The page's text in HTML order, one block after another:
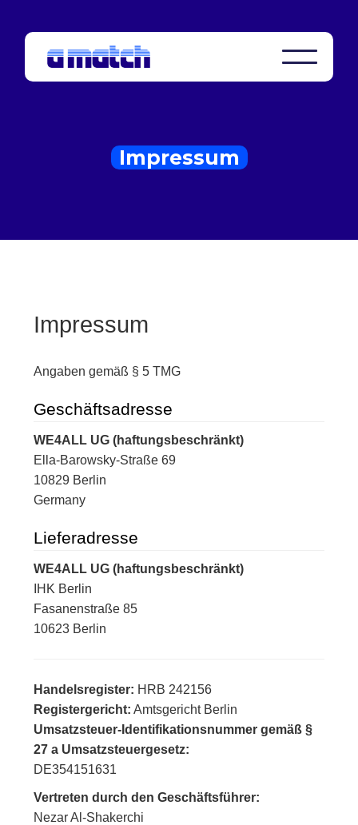
Impressum
Impressum
Angaben gemäß § 5 TMG
Geschäftsadresse
WE4ALL UG (haftungsbeschränkt)
Ella-Barowsky-Straße 69
10829 Berlin
Germany
Lieferadresse
WE4ALL UG (haftungsbeschränkt)
IHK Berlin
Fasanenstraße 85
10623 Berlin
Handelsregister: HRB 242156
Registergericht: Amtsgericht Berlin
Umsatzsteuer-Identifikationsnummer gemäß §
27 a Umsatzsteuergesetz:
DE354151631
Vertreten durch den Geschäftsführer:
Nezar Al-Shakerchi